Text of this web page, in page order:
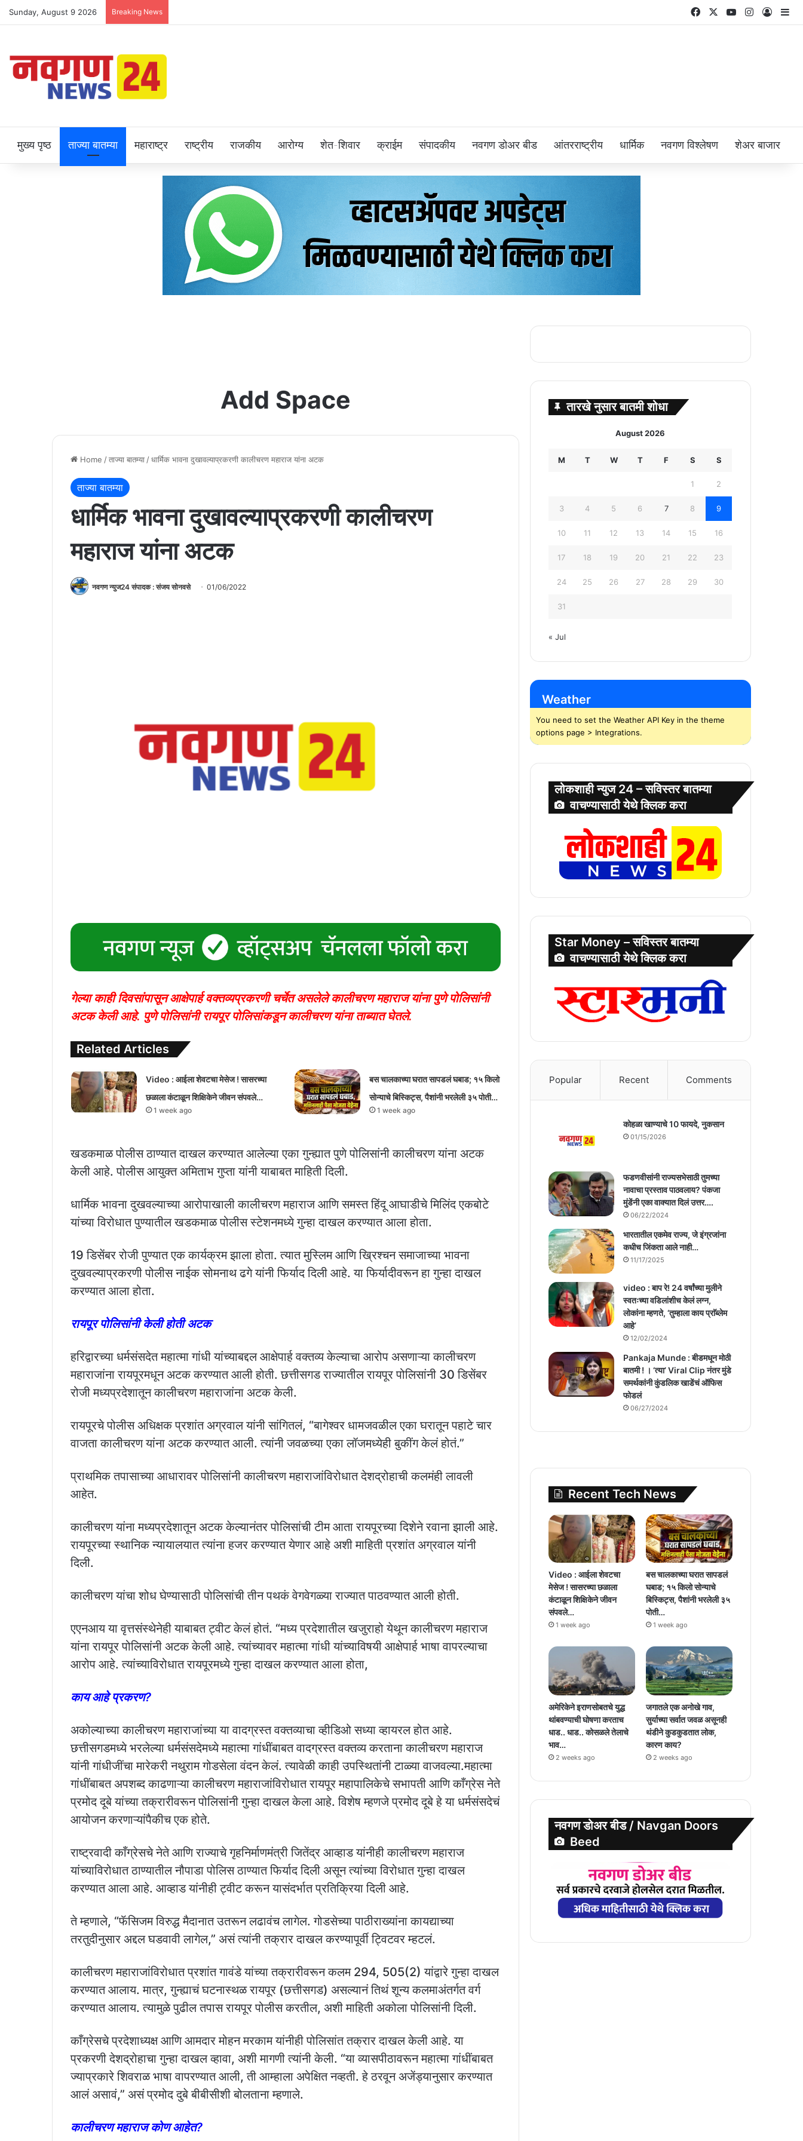
Sunday, August 9 2026 Breaking News FacebookYouTubeInstagram
Log In
मुख्य पृष्ठ ताज्या बातम्या महाराष्ट्र राष्ट्रीय राजकीय आरोग्य शेत-शिवार क्राईम संपादकीय नवगण डोअर बीड आंतरराष्ट्रीय धार्मिक नवगण विश्लेषण शेअर बाजार
Add Space
Home /ताज्या बातम्या /धार्मिक भावना दुखावल्याप्रकरणी कालीचरण महाराज यांना अटक
ताज्या बातम्या
धार्मिक भावना दुखावल्याप्रकरणी कालीचरण
महाराज यांना अटक
नवगण न्युज24 संपादक : संजय सोनवसे 01/06/2022
गेल्या काही दिवसांपासून आक्षेपार्ह वक्तव्यप्रकरणी चर्चेत असलेले कालीचरण महाराज यांना पुणे पोलिसांनी
अटक केली आहे. पुणे पोलिसांनी रायपूर पोलिसांकडून कालीचरण यांना ताब्यात घेतले.
Related Articles
Video : आईला शेवटचा मेसेज ! सासरच्या
छळाला कंटाळून शिक्षिकेने जीवन संपवले…
1 week ago
बस चालकाच्या घरात सापडलं घबाड; १५ किलो
सोन्याचे बिस्किट्स, पैशांनी भरलेली ३५ पोती…
1 week ago
खडकमाळ पोलीस ठाण्यात दाखल करण्यात आलेल्या एका गुन्ह्यात पुणे पोलिसांनी कालीचरण यांना अटक
केली आहे. पोलीस आयुक्त अमिताभ गुप्ता यांनी याबाबत माहिती दिली.
धार्मिक भावना दुखवल्याच्या आरोपाखाली कालीचरण महाराज आणि समस्त हिंदू आघाडीचे मिलिंद एकबोटे
यांच्या विरोधात पुण्यातील खडकमाळ पोलीस स्टेशनमध्ये गुन्हा दाखल करण्यात आला होता.
19 डिसेंबर रोजी पुण्यात एक कार्यक्रम झाला होता. त्यात मुस्लिम आणि ख्रिश्चन समाजाच्या भावना
दुखवल्याप्रकरणी पोलीस नाईक सोमनाथ ढगे यांनी फिर्याद दिली आहे. या फिर्यादीवरून हा गुन्हा दाखल
करण्यात आला होता.
रायपूर पोलिसांनी केली होती अटक
हरिद्वारच्या धर्मसंसदेत महात्मा गांधी यांच्याबद्दल आक्षेपार्ह वक्तव्य केल्याचा आरोप असणाऱ्या कालीचरण
महाराजांना रायपूरमधून अटक करण्यात आली होती. छत्तीसगड राज्यातील रायपूर पोलिसांनी 30 डिसेंबर
रोजी मध्यप्रदेशातून कालीचरण महाराजांना अटक केली.
रायपूरचे पोलीस अधिक्षक प्रशांत अग्रवाल यांनी सांगितलं, “बागेश्वर धामजवळील एका घरातून पहाटे चार
वाजता कालीचरण यांना अटक करण्यात आली. त्यांनी जवळच्या एका लॉजमध्येही बुकींग केलं होतं.”
प्राथमिक तपासाच्या आधारावर पोलिसांनी कालीचरण महाराजांविरोधात देशद्रोहाची कलमंही लावली
आहेत.
कालीचरण यांना मध्यप्रदेशातून अटक केल्यानंतर पोलिसांची टीम आता रायपूरच्या दिशेने रवाना झाली आहे.
रायपूरच्या स्थानिक न्यायालयात त्यांना हजर करण्यात येणार आहे अशी माहिती प्रशांत अग्रवाल यांनी
दिली.
कालीचरण यांचा शोध घेण्यासाठी पोलिसांची तीन पथकं वेगवेगळ्या राज्यात पाठवण्यात आली होती.
एएनआय या वृत्तसंस्थेनेही याबाबत ट्वीट केलं होतं. “मध्य प्रदेशातील खजुराहो येथून कालीचरण महाराज
यांना रायपूर पोलिसांनी अटक केली आहे. त्यांच्यावर महात्मा गांधी यांच्याविषयी आक्षेपार्ह भाषा वापरल्याचा
आरोप आहे. त्यांच्याविरोधात रायपूरमध्ये गुन्हा दाखल करण्यात आला होता,
काय आहे प्रकरण?
अकोल्याच्या कालीचरण महाराजांच्या या वादग्रस्त वक्तव्याचा व्हीडिओ सध्या व्हायरल होत आहे.
छत्तीसगडमध्ये भरलेल्या धर्मसंसदेमध्ये महात्मा गांधींबाबत वादग्रस्त वक्तव्य करताना कालीचरण महाराज
यांनी गांधीजींचा मारेकरी नथुराम गोडसेला वंदन केलं. त्यावेळी काही उपस्थितांनी टाळ्या वाजवल्या.महात्मा
गांधींबाबत अपशब्द काढणाऱ्या कालीचरण महाराजांविरोधात रायपूर महापालिकेचे सभापती आणि काँग्रेस नेते
प्रमोद दूबे यांच्या तक्रारीवरून पोलिसांनी गुन्हा दाखल केला आहे. विशेष म्हणजे प्रमोद दूबे हे या धर्मसंसदेचं
आयोजन करणाऱ्यांपैकीच एक होते.
राष्ट्रवादी काँग्रेसचे नेते आणि राज्याचे गृहनिर्माणमंत्री जितेंद्र आव्हाड यांनीही कालीचरण महाराज
यांच्याविरोधात ठाण्यातील नौपाडा पोलिस ठाण्यात फिर्याद दिली असून त्यांच्या विरोधात गुन्हा दाखल
करण्यात आला आहे. आव्हाड यांनीही ट्वीट करून यासंदर्भात प्रतिक्रिया दिली आहे.
ते म्हणाले, “फॅसिजम विरुद्ध मैदानात उतरून लढावंच लागेल. गोडसेच्या पाठीराख्यांना कायद्याच्या
तरतुदीनुसार अद्दल घडवावी लागेल,” असं त्यांनी तक्रार दाखल करण्यापूर्वी ट्विटवर म्हटलं.
कालीचरण महाराजांविरोधात प्रशांत गावंडे यांच्या तक्रारीवरून कलम 294, 505(2) यांद्वारे गुन्हा दाखल
करण्यात आलाय. मात्र, गुन्ह्याचं घटनास्थळ रायपूर (छत्तीसगड) असल्यानं तिथं शून्य कलमाअंतर्गत वर्ग
करण्यात आलाय. त्यामुळे पुढील तपास रायपूर पोलीस करतील, अशी माहिती अकोला पोलिसांनी दिली.
काँग्रेसचे प्रदेशाध्यक्ष आणि आमदार मोहन मरकाम यांनीही पोलिसांत तक्रार दाखल केली आहे. या
प्रकरणी देशद्रोहाचा गुन्हा दाखल व्हावा, अशी मागणी त्यांनी केली. “या व्यासपीठावरून महात्मा गांधींबाबत
ज्याप्रकारे शिवराळ भाषा वापरण्यात आली, ती आम्हाला अपेक्षित नव्हती. हे ठरवून अजेंड्यानुसार करण्यात
आलं असावं,” असं प्रमोद दुबे बीबीसीशी बोलताना म्हणाले.
कालीचरण महाराज कोण आहेत?
तारखे नुसार बातमी शोधा
August 2026
M T W T F S S
1 2
3 4 5 6 7 8 9
10 11 12 13 14 15 16
17 18 19 20 21 22 23
24 25 26 27 28 29 30
31
« Jul
Weather
You need to set the Weather API Key in the theme
options page > Integrations.
लोकशाही न्युज 24 – सविस्तर बातम्या
वाचण्यासाठी येथे क्लिक करा
Star Money – सविस्तर बातम्या
वाचण्यासाठी येथे क्लिक करा
Popular Recent Comments
कोहळा खाण्याचे 10 फायदे, नुकसान
01/15/2026
फडणवीसांनी राज्यसभेसाठी तुमच्या
नावाचा प्रस्ताव पाठवलाय? पंकजा
मुंडेंनी एका वाक्यात दिलं उत्तर….
06/22/2024
भारतातील एकमेव राज्य, जे इंग्रजांना
कधीच जिंकता आले नाही…
11/17/2025
video : बाप रे! 24 वर्षांच्या मुलीने
स्वतःच्या वडिलांशीच केलं लग्न,
लोकांना म्हणते, ‘तुम्हाला काय प्राॅब्लेम
आहे’
12/02/2024
Pankaja Munde : बीडमधून मोठी
बातमी ! । ‘त्या’ Viral Clip नंतर मुंडे
समर्थकांनी कुंडलिक खाडेंचं ऑफिस
फोडलं
06/27/2024
Recent Tech News
Video : आईला शेवटचा
मेसेज ! सासरच्या छळाला
कंटाळून शिक्षिकेने जीवन
संपवले…
1 week ago
बस चालकाच्या घरात सापडलं
घबाड; १५ किलो सोन्याचे
बिस्किट्स, पैशांनी भरलेली ३५
पोती…
1 week ago
अमेरिकेने इराणसोबतचे युद्ध
थांबवण्याची घोषणा करताच
धाड.. धाड.. कोसळले तेलाचे
भाव…
2 weeks ago
जगातले एक अनोखे गाव,
सुर्याच्या सर्वात जवळ असूनही
थंडीने कुडकुडतात लोक,
कारण काय?
2 weeks ago
नवगण डोअर बीड / Navgan Doors
Beed